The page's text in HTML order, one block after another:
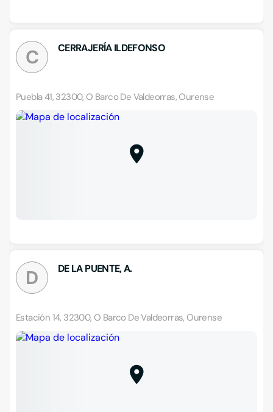
C CERRAJERÍA ILDEFONSO
Puebla 41, 32300, O Barco De Valdeorras, Ourense
D DE LA PUENTE, A.
Estación 14, 32300, O Barco De Valdeorras, Ourense